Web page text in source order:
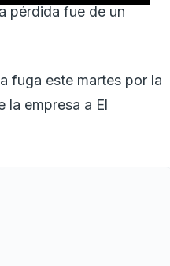
pérdida fue de un
fuga este martes por la
la empresa a El